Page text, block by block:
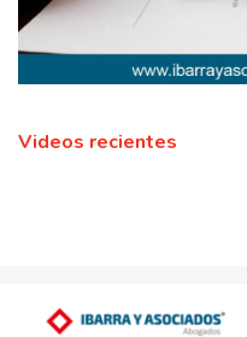
Videos recientes